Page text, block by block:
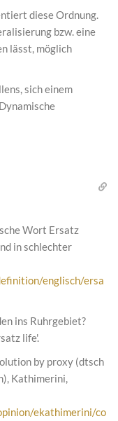
diese Ordnung.
bzw. eine
lässt, möglich
sich einem
Wort Ersatz
in schlechter
englisch/ersa
ins Ruhrgebiet?
life'.
by proxy (dtsch
Kathimerini,
ekathimerini/co